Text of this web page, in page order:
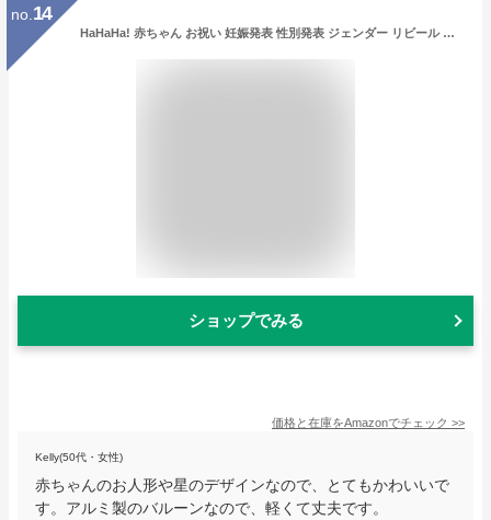
no. 14
HaHaHa! 赤ちゃん お祝い 妊娠発表 性別発表 ジェンダー リビール 出産祝い ベビーシャワー Welcome Baby 誕生日 ベビーパーティー 飾り付け バルーン セット パーティー グッズ デコレーション風船 ケーキトッパー (Oh Baby コンパクト)
ショップでみる
価格と在庫をAmazonでチェック >>
Kelly(50代・女性)
赤ちゃんのお人形や星のデザインなので、とてもかわいいで
す。アルミ製のバルーンなので、軽くて丈夫です。